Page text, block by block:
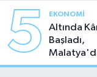
5 EKONOMI
Altında
Başladı,
Makas Ne